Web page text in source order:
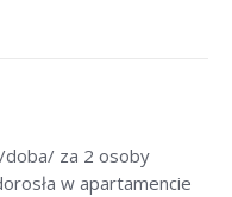
/doba/ za 2 osoby
w apartamencie